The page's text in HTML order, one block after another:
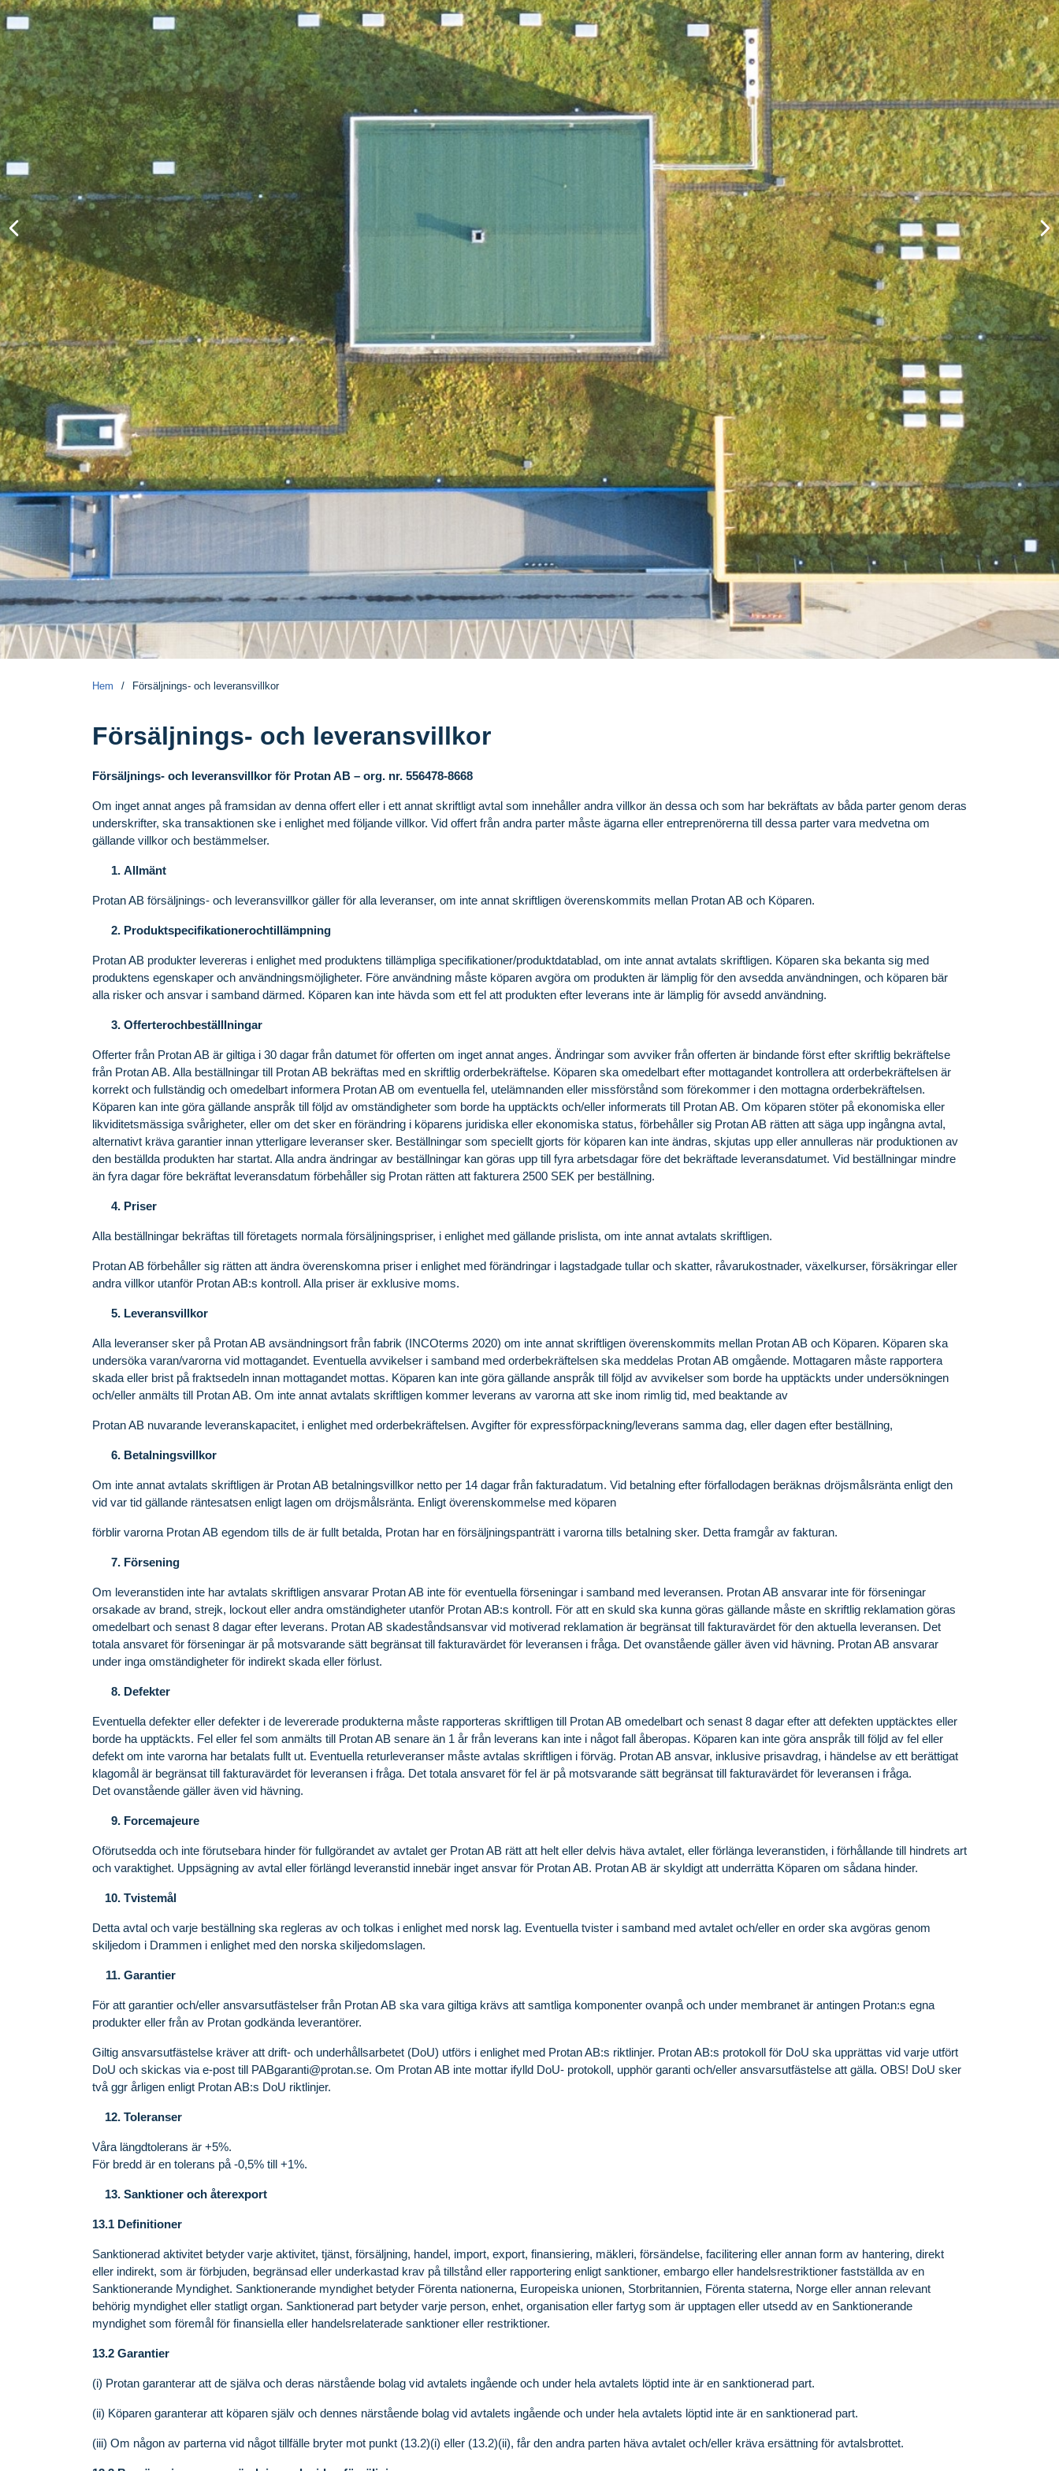
Hem / Försäljnings- och leveransvillkor
Försäljnings- och leveransvillkor
Försäljnings- och leveransvillkor för Protan AB – org. nr. 556478-8668
Om inget annat anges på framsidan av denna offert eller i ett annat skriftligt avtal som innehåller andra villkor än dessa och som har bekräftats av båda parter genom deras
underskrifter, ska transaktionen ske i enlighet med följande villkor. Vid offert från andra parter måste ägarna eller entreprenörerna till dessa parter vara medvetna om
gällande villkor och bestämmelser.
Allmänt
Protan AB försäljnings- och leveransvillkor gäller för alla leveranser, om inte annat skriftligen överenskommits mellan Protan AB och Köparen.
Produktspecifikationerochtillämpning
Protan AB produkter levereras i enlighet med produktens tillämpliga specifikationer/produktdatablad, om inte annat avtalats skriftligen. Köparen ska bekanta sig med
produktens egenskaper och användningsmöjligheter. Före användning måste köparen avgöra om produkten är lämplig för den avsedda användningen, och köparen bär
alla risker och ansvar i samband därmed. Köparen kan inte hävda som ett fel att produkten efter leverans inte är lämplig för avsedd användning.
Offerterochbeställlningar
Offerter från Protan AB är giltiga i 30 dagar från datumet för offerten om inget annat anges. Ändringar som avviker från offerten är bindande först efter skriftlig bekräftelse
från Protan AB. Alla beställningar till Protan AB bekräftas med en skriftlig orderbekräftelse. Köparen ska omedelbart efter mottagandet kontrollera att orderbekräftelsen är
korrekt och fullständig och omedelbart informera Protan AB om eventuella fel, utelämnanden eller missförstånd som förekommer i den mottagna orderbekräftelsen.
Köparen kan inte göra gällande anspråk till följd av omständigheter som borde ha upptäckts och/eller informerats till Protan AB. Om köparen stöter på ekonomiska eller
likviditetsmässiga svårigheter, eller om det sker en förändring i köparens juridiska eller ekonomiska status, förbehåller sig Protan AB rätten att säga upp ingångna avtal,
alternativt kräva garantier innan ytterligare leveranser sker. Beställningar som speciellt gjorts för köparen kan inte ändras, skjutas upp eller annulleras när produktionen av
den beställda produkten har startat. Alla andra ändringar av beställningar kan göras upp till fyra arbetsdagar före det bekräftade leveransdatumet. Vid beställningar mindre
än fyra dagar före bekräftat leveransdatum förbehåller sig Protan rätten att fakturera 2500 SEK per beställning.
Priser
Alla beställningar bekräftas till företagets normala försäljningspriser, i enlighet med gällande prislista, om inte annat avtalats skriftligen.
Protan AB förbehåller sig rätten att ändra överenskomna priser i enlighet med förändringar i lagstadgade tullar och skatter, råvarukostnader, växelkurser, försäkringar eller
andra villkor utanför Protan AB:s kontroll. Alla priser är exklusive moms.
Leveransvillkor
Alla leveranser sker på Protan AB avsändningsort från fabrik (INCOterms 2020) om inte annat skriftligen överenskommits mellan Protan AB och Köparen. Köparen ska
undersöka varan/varorna vid mottagandet. Eventuella avvikelser i samband med orderbekräftelsen ska meddelas Protan AB omgående. Mottagaren måste rapportera
skada eller brist på fraktsedeln innan mottagandet mottas. Köparen kan inte göra gällande anspråk till följd av avvikelser som borde ha upptäckts under undersökningen
och/eller anmälts till Protan AB. Om inte annat avtalats skriftligen kommer leverans av varorna att ske inom rimlig tid, med beaktande av
Protan AB nuvarande leveranskapacitet, i enlighet med orderbekräftelsen. Avgifter för expressförpackning/leverans samma dag, eller dagen efter beställning,
Betalningsvillkor
Om inte annat avtalats skriftligen är Protan AB betalningsvillkor netto per 14 dagar från fakturadatum. Vid betalning efter förfallodagen beräknas dröjsmålsränta enligt den
vid var tid gällande räntesatsen enligt lagen om dröjsmålsränta. Enligt överenskommelse med köparen
förblir varorna Protan AB egendom tills de är fullt betalda, Protan har en försäljningspanträtt i varorna tills betalning sker. Detta framgår av fakturan.
Försening
Om leveranstiden inte har avtalats skriftligen ansvarar Protan AB inte för eventuella förseningar i samband med leveransen. Protan AB ansvarar inte för förseningar
orsakade av brand, strejk, lockout eller andra omständigheter utanför Protan AB:s kontroll. För att en skuld ska kunna göras gällande måste en skriftlig reklamation göras
omedelbart och senast 8 dagar efter leverans. Protan AB skadeståndsansvar vid motiverad reklamation är begränsat till fakturavärdet för den aktuella leveransen. Det
totala ansvaret för förseningar är på motsvarande sätt begränsat till fakturavärdet för leveransen i fråga. Det ovanstående gäller även vid hävning. Protan AB ansvarar
under inga omständigheter för indirekt skada eller förlust.
Defekter
Eventuella defekter eller defekter i de levererade produkterna måste rapporteras skriftligen till Protan AB omedelbart och senast 8 dagar efter att defekten upptäcktes eller
borde ha upptäckts. Fel eller fel som anmälts till Protan AB senare än 1 år från leverans kan inte i något fall åberopas. Köparen kan inte göra anspråk till följd av fel eller
defekt om inte varorna har betalats fullt ut. Eventuella returleveranser måste avtalas skriftligen i förväg. Protan AB ansvar, inklusive prisavdrag, i händelse av ett berättigat
klagomål är begränsat till fakturavärdet för leveransen i fråga. Det totala ansvaret för fel är på motsvarande sätt begränsat till fakturavärdet för leveransen i fråga.
Det ovanstående gäller även vid hävning.
Forcemajeure
Oförutsedda och inte förutsebara hinder för fullgörandet av avtalet ger Protan AB rätt att helt eller delvis häva avtalet, eller förlänga leveranstiden, i förhållande till hindrets art
och varaktighet. Uppsägning av avtal eller förlängd leveranstid innebär inget ansvar för Protan AB. Protan AB är skyldigt att underrätta Köparen om sådana hinder.
Tvistemål
Detta avtal och varje beställning ska regleras av och tolkas i enlighet med norsk lag. Eventuella tvister i samband med avtalet och/eller en order ska avgöras genom
skiljedom i Drammen i enlighet med den norska skiljedomslagen.
Garantier
För att garantier och/eller ansvarsutfästelser från Protan AB ska vara giltiga krävs att samtliga komponenter ovanpå och under membranet är antingen Protan:s egna
produkter eller från av Protan godkända leverantörer.
Giltig ansvarsutfästelse kräver att drift- och underhållsarbetet (DoU) utförs i enlighet med Protan AB:s riktlinjer. Protan AB:s protokoll för DoU ska upprättas vid varje utfört
DoU och skickas via e-post till PABgaranti@protan.se. Om Protan AB inte mottar ifylld DoU- protokoll, upphör garanti och/eller ansvarsutfästelse att gälla. OBS! DoU sker
två ggr årligen enligt Protan AB:s DoU riktlinjer.
Toleranser
Våra längdtolerans är +5%.
För bredd är en tolerans på -0,5% till +1%.
Sanktioner och återexport
13.1 Definitioner
Sanktionerad aktivitet betyder varje aktivitet, tjänst, försäljning, handel, import, export, finansiering, mäkleri, försändelse, facilitering eller annan form av hantering, direkt
eller indirekt, som är förbjuden, begränsad eller underkastad krav på tillstånd eller rapportering enligt sanktioner, embargo eller handelsrestriktioner fastställda av en
Sanktionerande Myndighet. Sanktionerande myndighet betyder Förenta nationerna, Europeiska unionen, Storbritannien, Förenta staterna, Norge eller annan relevant
behörig myndighet eller statligt organ. Sanktionerad part betyder varje person, enhet, organisation eller fartyg som är upptagen eller utsedd av en Sanktionerande
myndighet som föremål för finansiella eller handelsrelaterade sanktioner eller restriktioner.
13.2 Garantier
(i) Protan garanterar att de själva och deras närstående bolag vid avtalets ingående och under hela avtalets löptid inte är en sanktionerad part.
(ii) Köparen garanterar att köparen själv och dennes närstående bolag vid avtalets ingående och under hela avtalets löptid inte är en sanktionerad part.
(iii) Om någon av parterna vid något tillfälle bryter mot punkt (13.2)(i) eller (13.2)(ii), får den andra parten häva avtalet och/eller kräva ersättning för avtalsbrottet.